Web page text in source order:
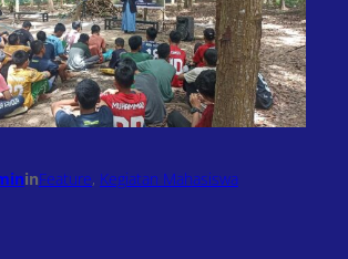
inFeature, Kegiatan Mahasiswa